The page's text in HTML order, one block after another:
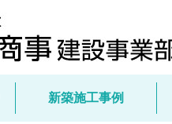
新築施工事例